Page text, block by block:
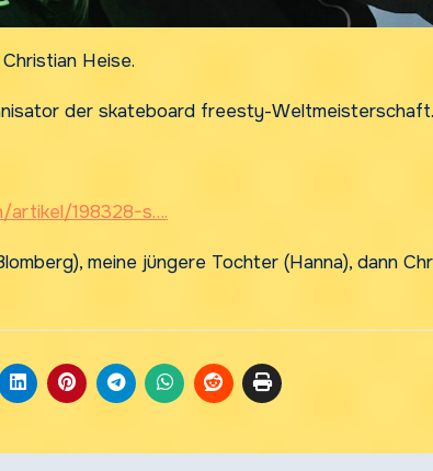
Heise.
der skateboard freesty-Weltmeisterschaft.
artikel/198328-s….
meine jüngere Tochter (Hanna), dann